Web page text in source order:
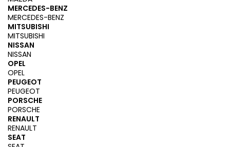
MERCEDES-BENZ
MERCEDES-BENZ
MITSUBISHI
MITSUBISHI
NISSAN
NISSAN
OPEL
OPEL
PEUGEOT
PEUGEOT
PORSCHE
PORSCHE
RENAULT
RENAULT
SEAT